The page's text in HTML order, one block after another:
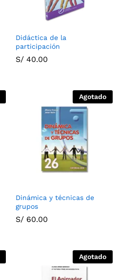
Didáctica de la
participación
S/ 40.00
Agotado
Dinámica y técnicas de
grupos
S/ 60.00
Agotado